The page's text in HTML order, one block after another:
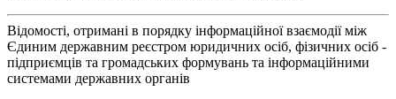
Відомості, отримані в порядку інформаційної взаємодії між
Єдиним державним реєстром юридичних осіб, фізичних осіб -
підприємців та громадських формувань та інформаційними
системами державних органів